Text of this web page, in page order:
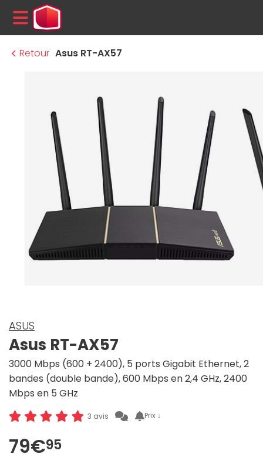
MENU
Retour Asus RT-AX57
ASUS
Asus RT-AX57
3000 Mbps (600 + 2400), 5 ports Gigabit Ethernet, 2
bandes (double bande), 600 Mbps en 2,4 GHz, 2400
Mbps en 5 GHz
3 avis Prix ↓
79€95